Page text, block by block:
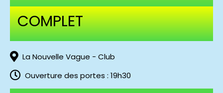
Jerron Paxton (c) DR
COMPLET
La Nouvelle Vague - Club
Ouverture des portes : 19h30